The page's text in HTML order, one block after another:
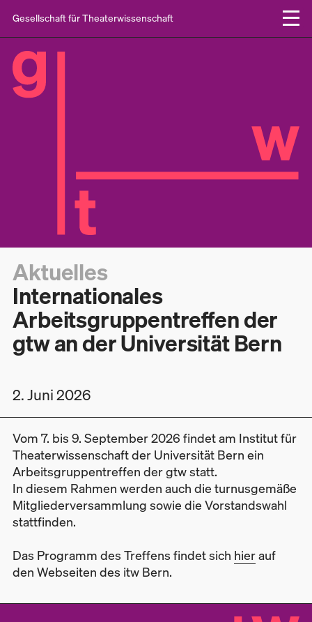
Gesellschaft für Theaterwissenschaft
Aktuelles
Internationales
Arbeitsgruppentreffen der
gtw an der Universität Bern
2. Juni 2026
Vom 7. bis 9. September 2026 findet am Institut für
Theaterwissenschaft der Universität Bern ein
Arbeitsgruppentreffen der gtw statt.
In diesem Rahmen werden auch die turnusgemäße
Mitgliederversammlung sowie die Vorstandswahl
stattfinden.
Das Programm des Treffens findet sich hierauf
den Webseiten des itw Bern.